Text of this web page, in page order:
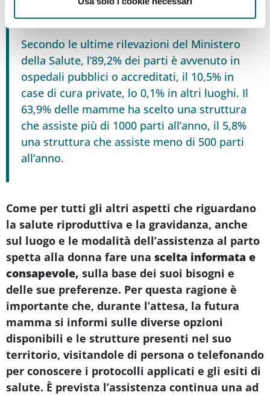
Secondo le ultime rilevazioni del Ministero
della Salute, l’89,2% dei parti è avvenuto in
ospedali pubblici o accreditati, il 10,5% in
case di cura private, lo 0,1% in altri luoghi. Il
63,9% delle mamme ha scelto una struttura
che assiste più di 1000 parti all’anno, il 5,8%
una struttura che assiste meno di 500 parti
all’anno.
Come per tutti gli altri aspetti che riguardano
la salute riproduttiva e la gravidanza, anche
sul luogo e le modalità dell’assistenza al parto
spetta alla donna fare una scelta informata e
consapevole, sulla base dei suoi bisogni e
delle sue preferenze. Per questa ragione è
importante che, durante l’attesa, la futura
mamma si informi sulle diverse opzioni
disponibili e le strutture presenti nel suo
territorio, visitandole di persona o telefonando
per conoscere i protocolli applicati e gli esiti di
salute. È prevista l’assistenza continua una ad